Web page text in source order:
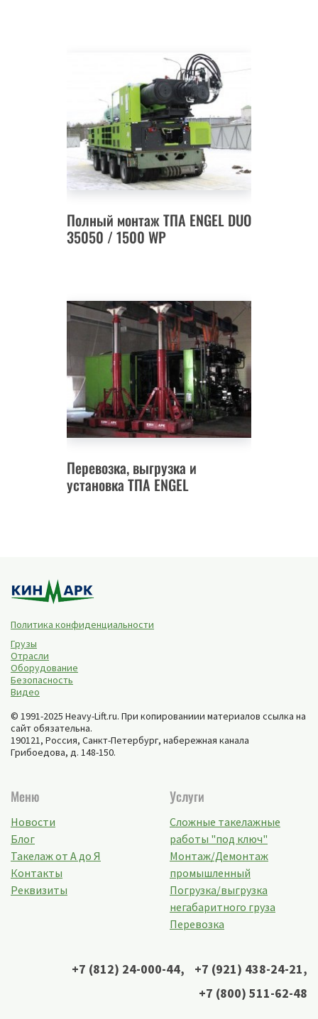
Полный монтаж ТПА ENGEL DUO
35050 / 1500 WP
Перевозка, выгрузка и
установка ТПА ENGEL
Политика конфиденциальности
Грузы
Отрасли
Оборудование
Безопасность
Видео
© 1991-2025 Heavy-Lift.ru. При копированиии материалов ссылка на
сайт обязательна.
190121, Россия, Санкт-Петербург, набережная канала
Грибоедова, д. 148-150.
Меню
Новости
Блог
Такелаж от А до Я
Контакты
Реквизиты
Услуги
Сложные такелажные
работы "под ключ"
Монтаж/Демонтаж
промышленный
Погрузка/выгрузка
негабаритного груза
Перевозка
+7 (812) 24-000-44, +7 (921) 438-24-21,
+7 (800) 511-62-48